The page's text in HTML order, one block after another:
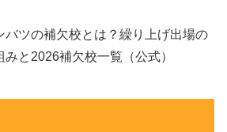
バランスの良い体格も、画面での印
い要素です。どれか一つだけだと単
バツの補欠校とは？繰り上げ出場の
みと2026補欠校一覧（公式）